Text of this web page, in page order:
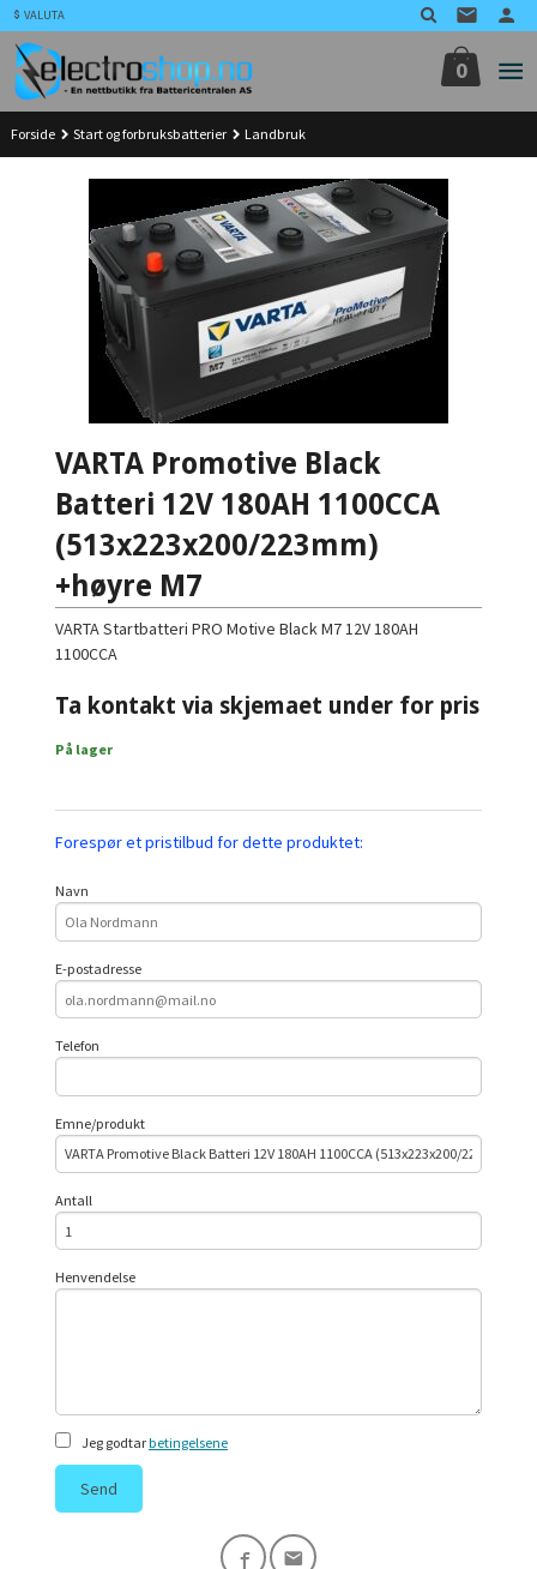
Gå
til
innholdet
VALUTA
0
Forside Start og forbruksbatterier Landbruk
VARTA Promotive Black
Batteri 12V 180AH 1100CCA
(513x223x200/223mm)
+høyre M7
VARTA Startbatteri PRO Motive Black M7 12V 180AH
1100CCA
Ta kontakt via skjemaet under for pris
På lager
Forespør et pristilbud for dette produktet:
Navn
E-postadresse
Telefon
Emne/produkt
Antall
Henvendelse
Jeg godtarbetingelsene
Send